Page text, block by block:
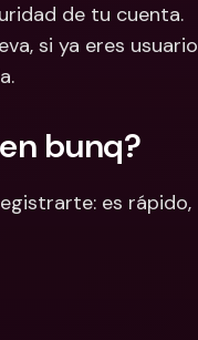
de tu cuenta.
si ya eres usuario
bunq?
es rápido,